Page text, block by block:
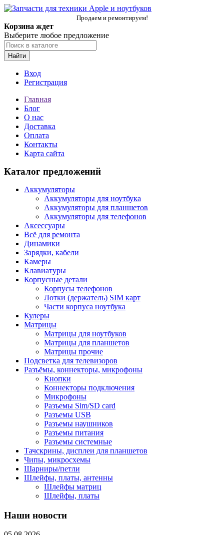
Продаем и ремонтируем!
Корзина ждет
Выберите любое предложение
Найти
Вход
Регистрация
Главная
Блог
О нас
Доставка
Оплата
Контакты
Карта сайта
Каталог предложений
Аккумуляторы
Аккумуляторы для ноутбука
Аккумуляторы для планшетов
Аккумуляторы для телефонов
Аксессуары
Всё для ремонта
Динамики
Зарядки, кабели
Камеры
Клавиатуры
Корпусные детали
Корпусы телефонов
Лотки (держатель) SIM карт
Части корпуса ноутбука
Кулеры
Матрицы
Матрицы для ноутбуков
Матрицы для планшетов
Матрицы прочие
Подсветка для телевизоров
Разъёмы, коннекторы, микрофоны
Кнопки
Коннекторы подключения
Микрофоны
Разъемы Sim/SD card
Разъемы USB
Разъемы наушников
Разъемы питания
Разъемы системные
Тачскрины, дисплеи для планшетов
Чипы, микросхемы
Шарниры/петли
Шлейфы, платы, антенны
Шлейфы матриц
Шлейфы, платы
Наши новости